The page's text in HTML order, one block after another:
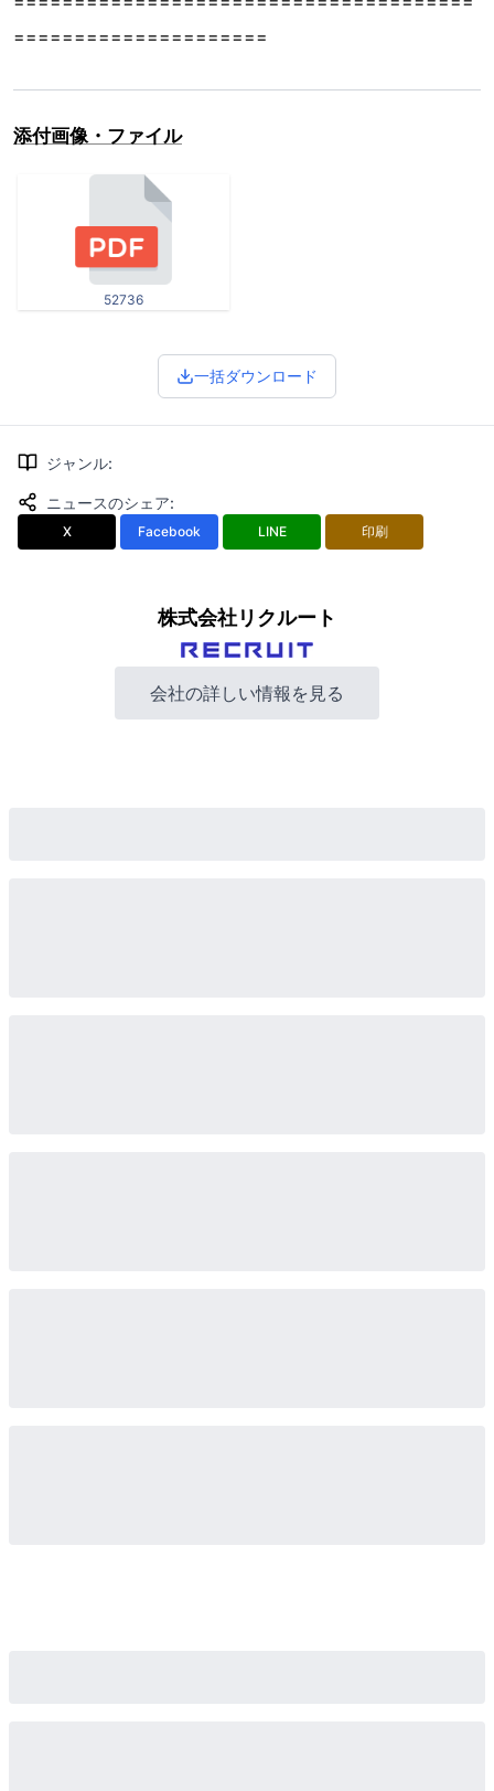
=====================
添付画像・ファイル
52736
一括ダウンロード
ジャンル:
ニュースのシェア:
X Facebook LINE 印刷
株式会社リクルート
会社の詳しい情報を見る